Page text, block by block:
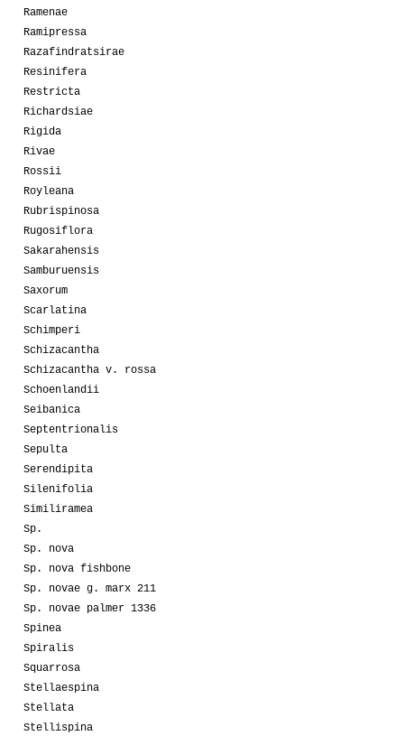
Ramenae
Ramipressa
Razafindratsirae
Resinifera
Restricta
Richardsiae
Rigida
Rivae
Rossii
Royleana
Rubrispinosa
Rugosiflora
Sakarahensis
Samburuensis
Saxorum
Scarlatina
Schimperi
Schizacantha
Schizacantha v. rossa
Schoenlandii
Seibanica
Septentrionalis
Sepulta
Serendipita
Silenifolia
Similiramea
Sp.
Sp. nova
Sp. nova fishbone
Sp. novae g. marx 211
Sp. novae palmer 1336
Spinea
Spiralis
Squarrosa
Stellaespina
Stellata
Stellispina